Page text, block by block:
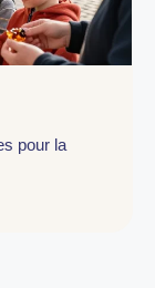
pour la